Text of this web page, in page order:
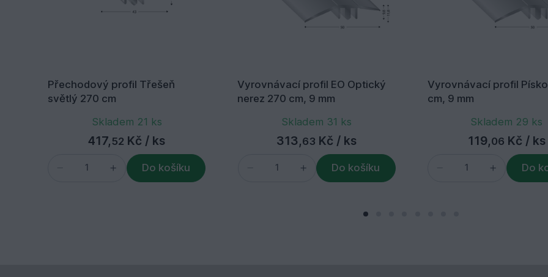
Přechodový profil Třešeň
světlý 270 cm
Skladem 21 ks
417, 52 Kč / ks
Do košíku
Vyrovnávací profil EO Optický
nerez 270 cm, 9 mm
Skladem 31 ks
313,63 Kč / ks
Do košíku
Vyrovnávací profil
cm, 9 mm
Skladem 29 ks
119,06 Kč / ks
Do